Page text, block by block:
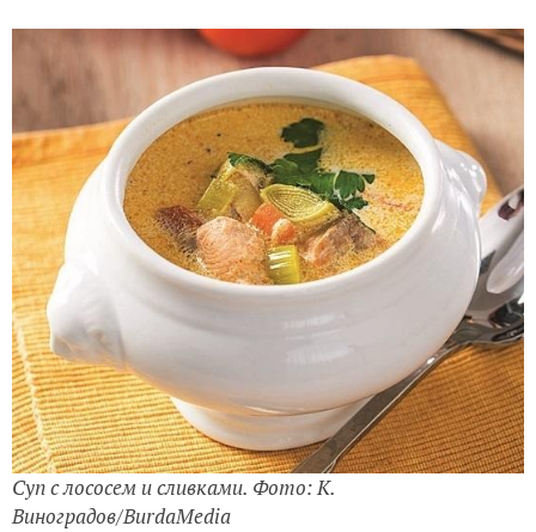
Суп с лососем и сливками. Фото: К.
Виноградов/BurdaMedia